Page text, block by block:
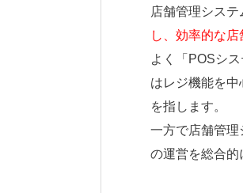
店舗管理システ
し、効率的な
よく「POSシ
はレジ機能を
を指します。
一方で店舗管
の運営を総合的